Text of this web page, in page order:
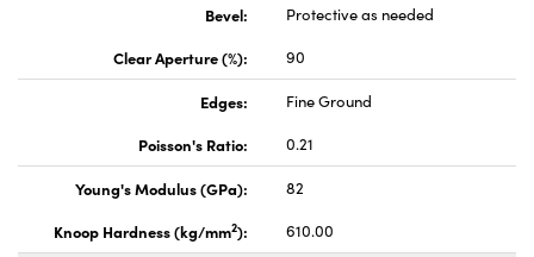
Bevel:
Protective as needed
Clear Aperture (%):
90
Edges:
Fine Ground
Poisson's Ratio:
0.21
Young's Modulus (GPa):
82
Knoop Hardness (kg/mm2): 610.00